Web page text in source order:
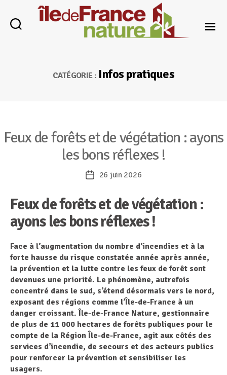
France
Nature
CATÉGORIE : Infos pratiques
Feux de forêts et de végétation : ayons
les bons réflexes !
Date
l’article
26 juin 2026
Feux de forêts et de végétation :
ayons les bons réflexes!
Face à l’augmentation du nombre d’incendies et à la
forte hausse du risque constatée année après année,
la prévention et la lutte contre les feux de forêt sont
devenues une priorité. Le phénomène, autrefois
concentré dans le sud, s’étend désormais vers le nord,
exposant des régions comme l’Île-de-France à un
danger croissant. Île-de-France Nature, gestionnaire
de plus de 11 000 hectares de forêts publiques pour le
compte de la Région Île-de-France, agit aux côtés des
services d’incendie, de secours et des acteurs publics
pour renforcer la prévention et sensibiliser les
usagers.